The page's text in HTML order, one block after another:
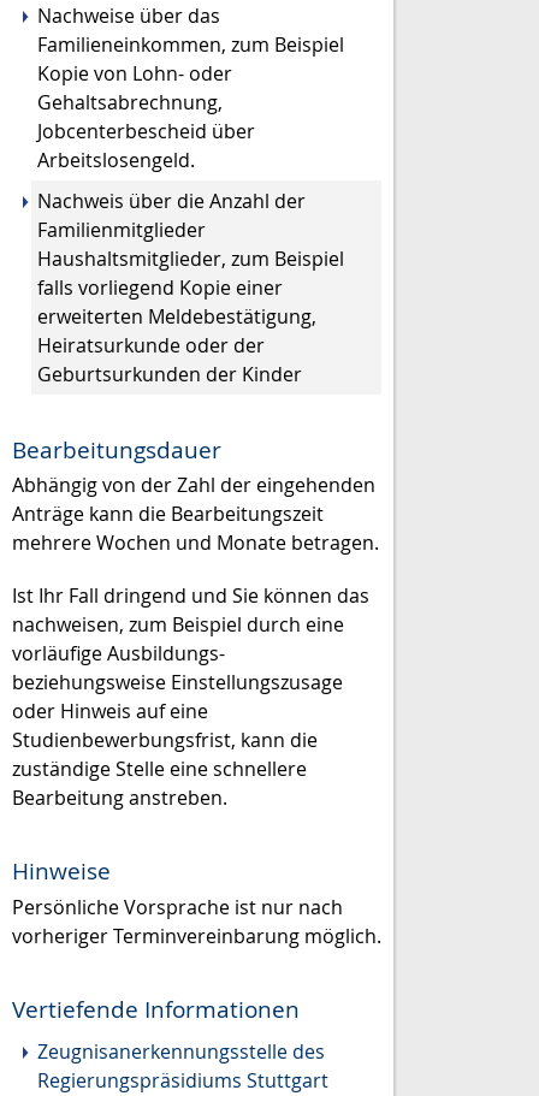
Nachweise über das
Familieneinkommen, zum Beispiel
Kopie von Lohn- oder
Gehaltsabrechnung,
Jobcenterbescheid über
Arbeitslosengeld.
Nachweis über dieAnzahl der
Familienmitglieder
Haushaltsmitglieder, zum Beispiel
falls vorliegend Kopie einer
erweiterten Meldebestätigung,
Heiratsurkunde oder der
Geburtsurkunden der Kinder
Bearbeitungsdauer
Abhängig von der Zahl der eingehenden
Anträge kann die Bearbeitungszeit
mehrere Wochen und Monate betragen.
Ist Ihr Fall dringend und Sie können das
nachweisen, zum Beispiel durch eine
vorläufige Ausbildungs-
beziehungsweise Einstellungszusage
oder Hinweis auf eine
Studienbewerbungsfrist, kann die
zuständige Stelle eine schnellere
Bearbeitung anstreben.
Hinweise
Persönliche Vorsprache ist nur nach
vorheriger Terminvereinbarung möglich.
Vertiefende Informationen
Zeugnisanerkennungsstelle des
Regierungspräsidiums Stuttgart